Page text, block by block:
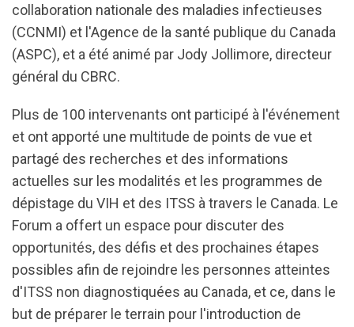
collaboration nationale des maladies infectieuses
(CCNMI) et l'Agence de la santé publique du Canada
(ASPC), et a été animé par Jody Jollimore, directeur
général du CBRC.
Plus de 100 intervenants ont participé à l'événement
et ont apporté une multitude de points de vue et
partagé des recherches et des informations
actuelles sur les modalités et les programmes de
dépistage du VIH et des ITSS à travers le Canada. Le
Forum a offert un espace pour discuter des
opportunités, des défis et des prochaines étapes
possibles afin de rejoindre les personnes atteintes
d'ITSS non diagnostiquées au Canada, et ce, dans le
but de préparer le terrain pour l'introduction de